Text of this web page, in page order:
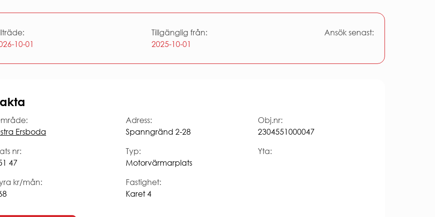
10-01
Tillgänglig från:
2025-10-01
Ansök senast:
Ersboda
Adress:
Spanngränd 2-28
Obj.nr:
2304551000047
nr:
47
Typ:
Motorvärmarplats
Yta:
kr/mån:
Fastighet:
Karet 4